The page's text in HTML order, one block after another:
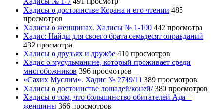
Хадисы о достоинстве Корана и его чтении 485
просмотров
Хадисы о женщинах. Хадисы № 1-100 442 просмотра
Хадис: Найди для своего брата семьдесят оправданий
432 просмотра
Хадисы о друзьях и дружбе 410 просмотров
Хадис о мусульманине, который проживает среди
многобожников 396 просмотров
«Сахих Муслим». Хадис № 2749/11 389 просмотров
Хадисы о достоинстве лошадей/коней/ 380 просмотров
Хадисы о том, что большинство обитателей Ада −
женщины 366 просмотров